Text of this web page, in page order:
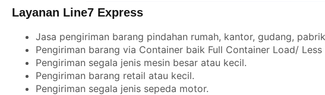
Layanan Line7 Express
Jasa pengiriman barang pindahan rumah, kantor, gudang,
Pengiriman barang via Container baik Full Container Load/
Pengiriman segala jenis mesin besar atau kecil.
Pengiriman barang retail atau kecil.
Pengiriman segala jenis sepeda motor.